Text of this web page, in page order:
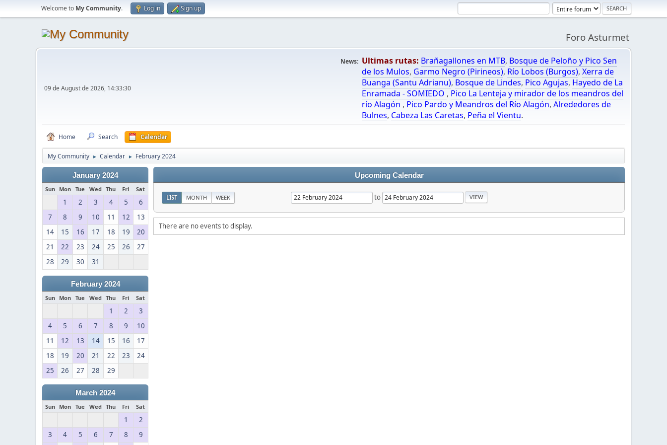
Welcome to My Community. Log in Sign up
Foro Asturmet
09 de August de 2026, 14:33:30
News: Ultimas rutas: Brañagallones en MTB, Bosque de Peloño y Pico Sen
de los Mulos, Garmo Negro (Pirineos), Río Lobos (Burgos), Xerra de
Buanga (Santu Adrianu), Bosque de Lindes, Pico Agujas, Hayedo de La
Enramada - SOMIEDO , Pico La Lenteja y mirador de los meandros del
río Alagón , Pico Pardo y Meandros del Río Alagón, Alrededores de
Bulnes, Cabeza Las Caretas, Peña el Vientu.
Home Search Calendar
My Community ► Calendar ► February 2024
January 2024
Sun Mon Tue Wed Thu Fri Sat
1 2 3 4 5
6
7
8 9 10 11 12
13
14
15 16 17 18 19
20
21
22 23 24 25 26
27
28
29 30 31
February 2024
Sun Mon Tue Wed Thu Fri Sat
1 2
3
4
5 6 7 8 9
10
11
12 13 14 15 16
17
18
19 20 21 22 23
24
25
26 27 28 29
March 2024
Sun Mon Tue Wed Thu Fri Sat
1
2
3
4 5 6 7 8 9
Upcoming Calendar
LIST MONTH WEEK to
There are no events to display.